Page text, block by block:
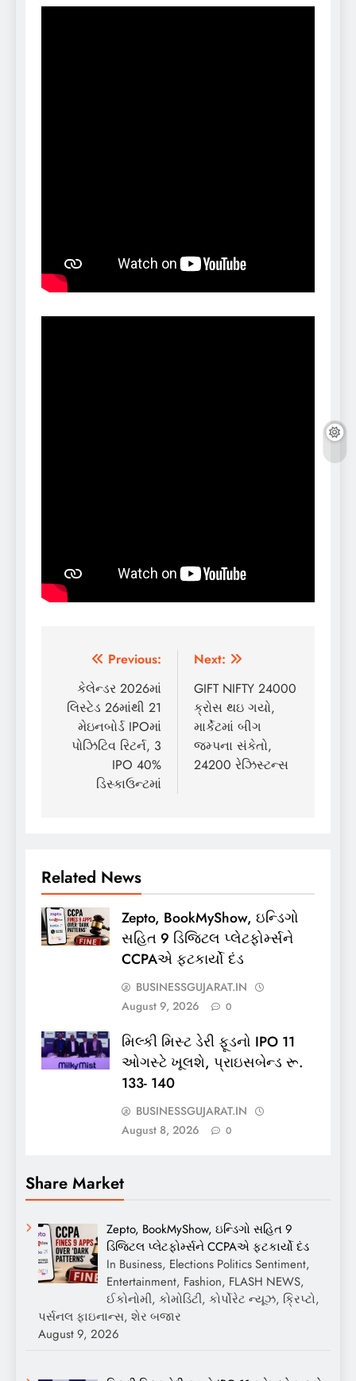
Post
navigation
Previous:
કેલેન્ડર 2026માં
લિસ્ટેડ 26માંથી 21
મેઇનબોર્ડ IPOમાં
પોઝિટિવ રિટર્ન, 3
IPO 40%
ડિસ્કાઉન્ટમાં
Next:
GIFT NIFTY 24000
ક્રોસ થઇ ગયો,
માર્કેટમાં બીગ
જમ્પના સંકેતો,
24200 રેઝિસ્ટન્સ
Related News
Zepto, BookMyShow, ઇન્ડિગો
સહિત 9 ડિજિટલ પ્લેટફોર્મ્સને
CCPAએ ફટકાર્યો દંડ
BUSINESSGUJARAT.IN
August 9, 2026
0
મિલ્કી મિસ્ટ ડેરી ફૂડનો IPO 11
ઓગસ્ટે ખૂલશે, પ્રાઇસબેન્ડ રૂ.
133- 140
BUSINESSGUJARAT.IN
August 8, 2026
0
Share Market
Zepto, BookMyShow, ઇન્ડિગો સહિત 9
ડિજિટલ પ્લેટફોર્મ્સને CCPAએ ફટકાર્યો દંડ
In Business, Elections Politics Sentiment,
Entertainment, Fashion, FLASH NEWS,
ઈકોનોમી, કોમોડિટી, કોર્પોરેટ ન્યૂઝ, ક્રિપ્ટો,
પર્સનલ ફાઇનાન્સ, શેર બજાર
August 9, 2026